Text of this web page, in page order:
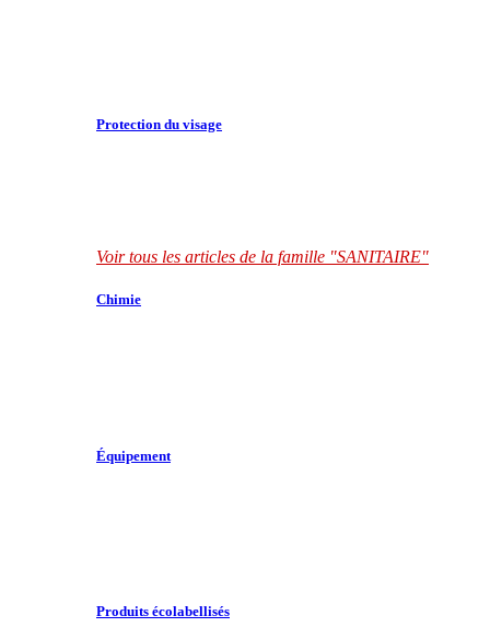
Protection du visage
Voir tous les articles de la famille "SANITAIRE"
Chimie
Équipement
Produits écolabellisés